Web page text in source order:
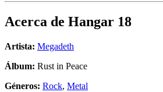
Acerca de Hangar 18
Artista: Megadeth
Álbum: Rust in Peace
Géneros: Rock, Metal